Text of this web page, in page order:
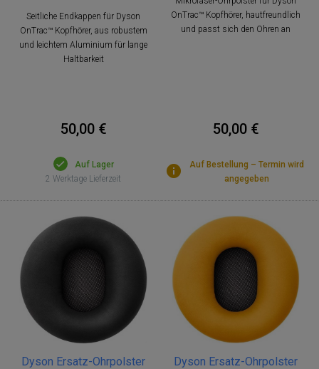
Seitliche Endkappen für Dyson
OnTrac™ Kopfhörer, aus robustem
und leichtem Aluminium für lange
Haltbarkeit
50,00 €
Auf Lager
2 Werktage Lieferzeit
OnTrac™ Kopfhörer, hautfreundlich
und passt sich den Ohren an
50,00 €
Auf Bestellung – Termin wird
angegeben
Dyson Ersatz-Ohrpolster
Dyson Ersatz-Ohrpolster